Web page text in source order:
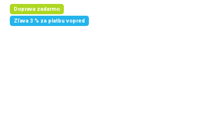
Doprava zadarmo
Zľava 3 % za platbu vopred